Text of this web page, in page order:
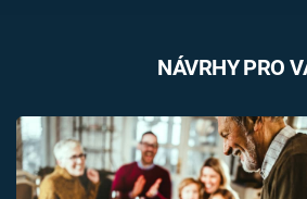
NÁVRHY PRO